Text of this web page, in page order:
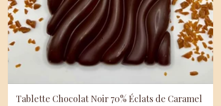
Tablette Chocolat Noir 70% Éclats de Caramel